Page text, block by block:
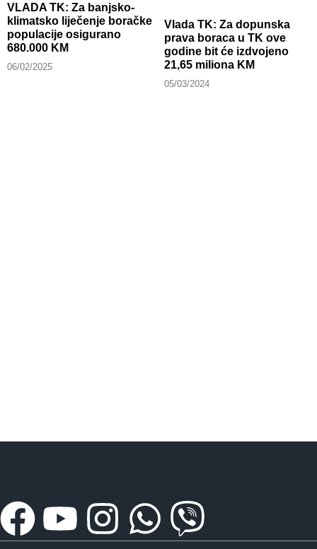
VLADA TK: Za banjsko-
klimatsko liječenje boračke
populacije osigurano
680.000 KM
06/02/2025
Vlada TK: Za dopunska
prava boraca u TK ove
godine bit će izdvojeno
21,65 miliona KM
05/03/2024